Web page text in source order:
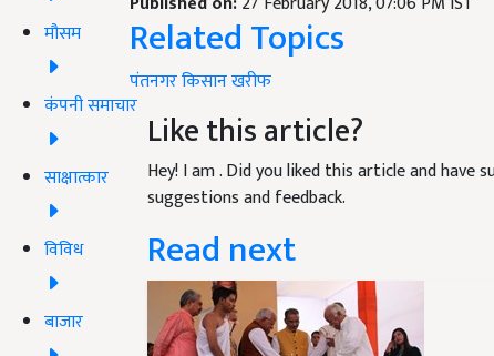
मौसम
कंपनी समाचार
साक्षात्कार
विविध
बाजार
Related Topics
पंतनगरकिसानखरीफ
Like this article?
Hey! I am. Did you liked this article and have
suggestions and feedback.
Read next